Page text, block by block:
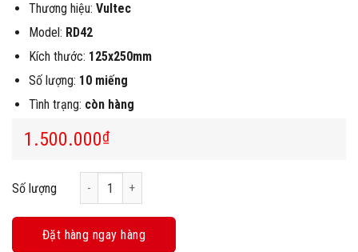
Thương hiệu: Vultec
Model: RD42
Kích thước: 125x250mm
Số lượng: 10 miếng
Tình trạng: còn hàng
1.500.000₫
Số lượng Hộp 10 Miếng Vá Lốp Bố Thẳng Vultec RD42 (Radial,
Đặt hàng ngay hàng